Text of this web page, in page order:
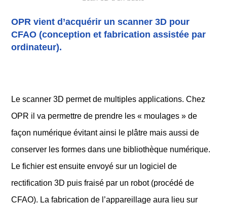
OPR vient d’acquérir un scanner 3D pour
CFAO (conception et fabrication assistée par
ordinateur).
Le scanner 3D permet de multiples applications. Chez
OPR il va permettre de prendre les « moulages » de
façon numérique évitant ainsi le plâtre mais aussi de
conserver les formes dans une bibliothèque numérique.
Le fichier est ensuite envoyé sur un logiciel de
rectification 3D puis fraisé par un robot (procédé de
CFAO). La fabrication de l’appareillage aura lieu sur